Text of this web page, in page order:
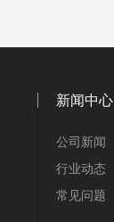
新闻中心
公司新闻
行业动态
常见问题